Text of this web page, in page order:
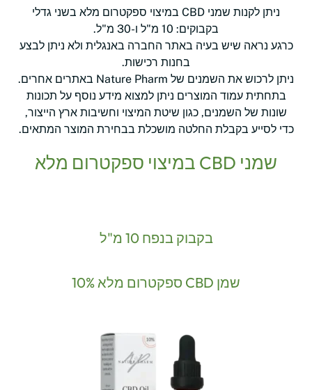
ניתן לקנות שמני CBD במיצוי ספקטרום מלא בשני גדלי
בקבוקים: 10 מ"ל ו-30 מ"ל.
כרגע נראה שיש בעיה באתר החברה באנגלית ולא ניתן לבצע
בחנות רכישות.
ניתן לרכוש את השמנים של Nature Pharm באתרים אחרים.
בתחתית עמוד המוצרים ניתן למצוא מידע נוסף על תכונות
שונות של השמנים, כגון שיטת המיצוי וחשיבות ארץ הייצור,
כדי לסייע בקבלת החלטה מושכלת בבחירת המוצר המתאים.
שמני CBD במיצוי ספקטרום מלא
בקבוק בנפח 10 מ"ל
שמן CBD ספקטרום מלא 10%